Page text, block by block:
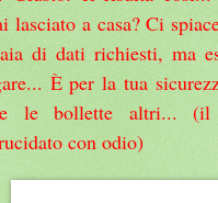
lasciato a casa? Ci
di dati richiesti, ma
È per la tua
le bollette altri...
con odio)